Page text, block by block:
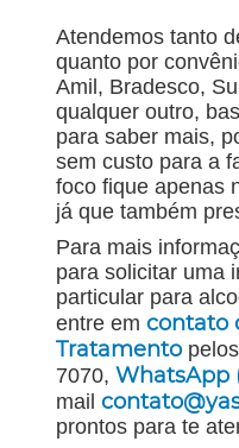
Atendemos tanto
quanto por
Amil, Bradesco,
qualquer outro,
para saber mais,
sem custo para a
foco fique apenas
já que também
Para mais
para solicitar uma
particular para
entre em contato
Tratamento
7070, WhatsApp
mail
prontos para te